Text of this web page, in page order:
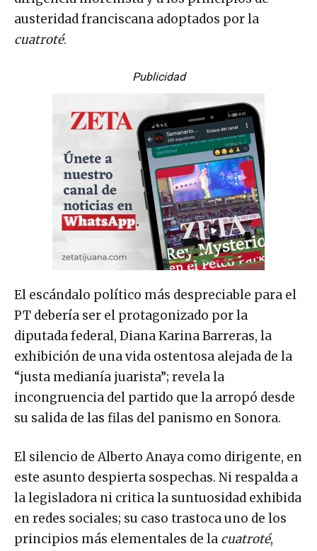
austeridad franciscana adoptados por la
cuatroté.
Publicidad
El escándalo político más despreciable para el
PT debería ser el protagonizado por la
diputada federal, Diana Karina Barreras, la
exhibición de una vida ostentosa alejada de la
“justa medianía juarista”; revela la
incongruencia del partido que la arropó desde
su salida de las filas del panismo en Sonora.
El silencio de Alberto Anaya como dirigente, en
este asunto despierta sospechas. Ni respalda a
la legisladora ni critica la suntuosidad exhibida
en redes sociales; su caso trastoca uno de los
principios más elementales de la cuatroté,